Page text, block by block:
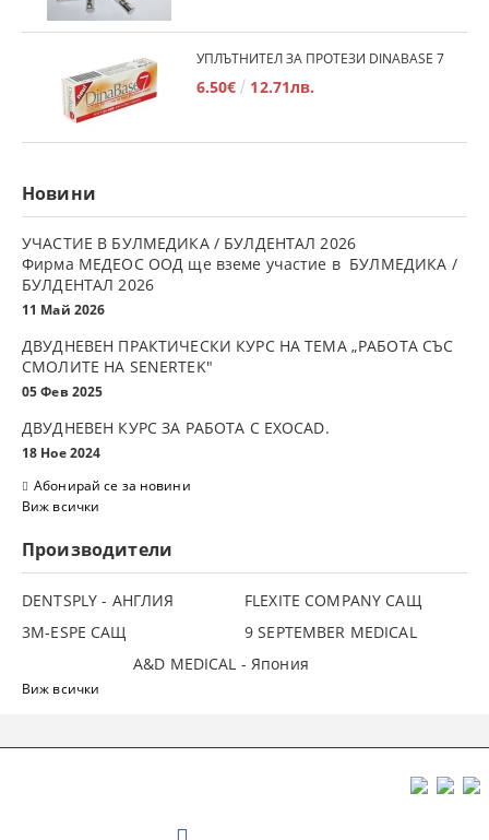
УПЛЪТНИТЕЛ ЗА ПРОТЕЗИ DINABASE 7
6.50€ 12.71лв.
Новини
УЧАСТИЕ В БУЛМЕДИКА / БУЛДЕНТАЛ 2026
Фирма МЕДЕОС ООД ще вземе участие в БУЛМЕДИКА /
БУЛДЕНТАЛ 2026
11 Май 2026
ДВУДНЕВЕН ПРАКТИЧЕСКИ КУРС НА ТЕМА „РАБОТА СЪС
СМОЛИТЕ НА SENERTEK"
05 Фев 2025
ДВУДНЕВЕН КУРС ЗА РАБОТА С ЕXOCAD.
18 Ное 2024
Абонирай се за новини
Виж всички
Производители
DENTSPLY - АНГЛИЯ
FLEXITE COMPANY САЩ
3М-ESPE САЩ
9 SEPTEMBER MEDICAL
A&D MEDICAL - Япония
Виж всички